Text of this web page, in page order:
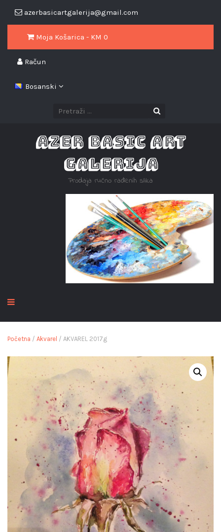
azerbasicartgalerija@gmail.com
Moja Košarica - KM 0
Račun
Bosanski
AZER BASIC ART
GALERIJA
Prodaja ručno rađenih slika
Početna / Akvarel / AKVAREL 2017g